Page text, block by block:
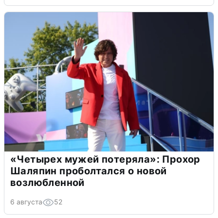
«Четырех мужей потеряла»: Прохор
Шаляпин проболтался о новой
возлюбленной
6 августа 52